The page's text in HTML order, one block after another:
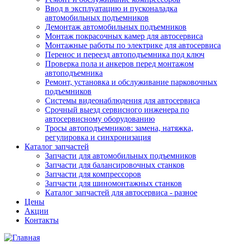
Ввод в эксплуатацию и пусконаладка
автомобильных подъемников
Демонтаж автомобильных подъемников
Монтаж покрасочных камер для автосервиса
Монтажные работы по электрике для автосервиса
Перенос и переезд автоподъемника под ключ
Проверка пола и анкеров перед монтажом
автоподъемника
Ремонт, установка и обслуживание парковочных
подъемников
Системы видеонаблюдения для автосервиса
Срочный выезд сервисного инженера по
автосервисному оборудованию
Тросы автоподъемников: замена, натяжка,
регулировка и синхронизация
Каталог запчастей
Запчасти для автомобильных подъемников
Запчасти для балансировочных станков
Запчасти для компрессоров
Запчасти для шиномонтажных станков
Каталог запчастей для автосервиса - разное
Цены
Акции
Контакты